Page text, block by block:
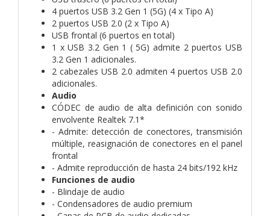
4 puertos USB 3.2 Gen 1 (5G) (4 x Tipo A)
2 puertos USB 2.0 (2 x Tipo A)
USB frontal (6 puertos en total)
1 x USB 3.2 Gen 1 ( 5G) admite 2 puertos USB
3.2 Gen 1 adicionales.
2 cabezales USB 2.0 admiten 4 puertos USB 2.0
adicionales.
Audio
CÓDEC de audio de alta definición con sonido
envolvente Realtek 7.1*
- Admite: detección de conectores, transmisión
múltiple, reasignación de conectores en el panel
frontal
- Admite reproducción de hasta 24 bits/192 kHz
Funciones de audio
- Blindaje de audio
- Condensadores de audio premium